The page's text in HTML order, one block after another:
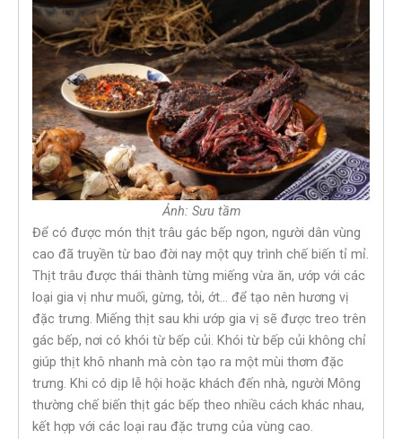
Ảnh: Sưu tầm
Để có được món thịt trâu gác bếp ngon, người dân vùng
cao đã truyền từ bao đời nay một quy trình chế biến tỉ mỉ.
Thịt trâu được thái thành từng miếng vừa ăn, ướp với các
loại gia vị như muối, gừng, tỏi, ớt… để tạo nên hương vị
đặc trưng. Miếng thịt sau khi ướp gia vị sẽ được treo trên
gác bếp, nơi có khói từ bếp củi. Khói từ bếp củi không chỉ
giúp thịt khô nhanh mà còn tạo ra một mùi thơm đặc
trưng. Khi có dịp lễ hội hoặc khách đến nhà, người Mông
thường chế biến thịt gác bếp theo nhiều cách khác nhau,
kết hợp với các loại rau đặc trưng của vùng cao.